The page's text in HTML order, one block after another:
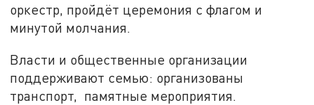
оркестр, пройдёт церемония с флагом и
минутой молчания.
Власти и общественные организации
поддерживают семью: организованы
транспорт, памятные мероприятия.